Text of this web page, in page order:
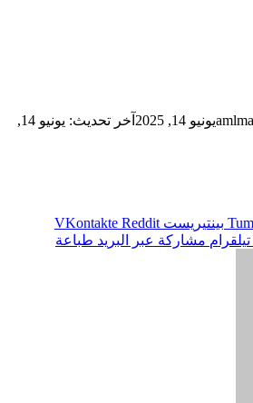
يونيو 14, 2025
آخر تحديث: يونيو 14,
بينتيريست
تيلقرام مشاركة عبر البريد طباعة